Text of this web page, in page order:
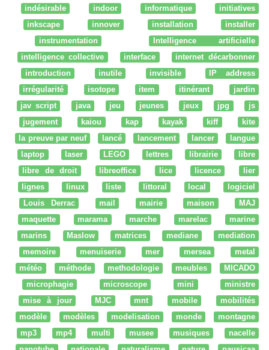
indésirable
indoor informatique
initiatives
inkscape
innover installation
installer
instrumentation
Intelligence artificielle
intelligence collective
interface
internet décarbonner
introduction
inutile invisible
IP address
irrégularité
isotope item itinérant
jardin
jav script
java jeu jeunes jeux jpg
js
jugement
kaiou kap kayak kiff
kite
la preuve par neuf
lancé lancement lancer
langue
laptop
laser LEGO lettres librairie
libre
libre de droit
libreoffice lice licence
lier
lignes
linux liste littoral local
logiciel
Louis Derrac
mail mairie maison
MAJ
maquette
marama marche marelac
marine
marins
Maslow matrices mediane
mediation
memoire
menuiserie mer mersea
metal
météo
méthode methodologie meubles
MICADO
microphagie
microscope mini
ministre
mise à jour
MJC mnt mobile
mobilités
modèle
modèles modelisation monde
montagne
mp3
mp4 multi musee musiques
nacelle